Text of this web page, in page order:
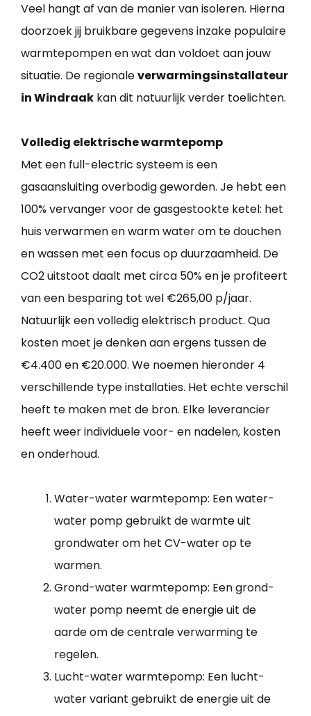
Veel hangt af van de manier van isoleren. Hierna
doorzoek jij bruikbare gegevens inzake populaire
warmtepompen en wat dan voldoet aan jouw
situatie. De regionaleverwarmingsinstallateur
in Windraak kan dit natuurlijk verder toelichten.
Volledig elektrische warmtepomp
Met een full-electric systeem is een
gasaansluiting overbodig geworden. Je hebt een
100% vervanger voor de gasgestookte ketel: het
huis verwarmen en warm water om te douchen
en wassen met een focus op duurzaamheid. De
CO2 uitstoot daalt met circa 50% en je profiteert
van een besparing tot wel €265,00 p/jaar.
Natuurlijk een volledig elektrisch product. Qua
kosten moet je denken aan ergens tussen de
€4.400 en €20.000. We noemen hieronder 4
verschillende type installaties. Het echte verschil
heeft te maken met de bron. Elke leverancier
heeft weer individuele voor- en nadelen, kosten
en onderhoud.
Water-water warmtepomp: Een water-
water pomp gebruikt de warmte uit
grondwater om het CV-water op te
warmen.
Grond-water warmtepomp: Een grond-
water pomp neemt de energie uit de
aarde om de centrale verwarming te
regelen.
Lucht-water warmtepomp: Een lucht-
water variant gebruikt de energie uit de